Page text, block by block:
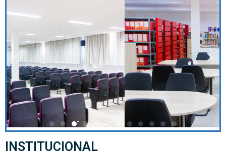
INSTITUCIONAL